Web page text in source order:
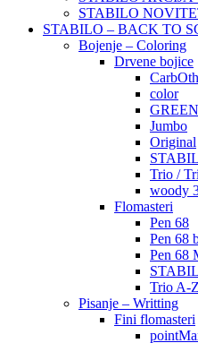
STABILO
STABILO – BACK TO
Bojenje – Coloring
Drvene bojice
color
Jumbo
Original
Trio /
woody
Flomasteri
Pen 68
Pen 68
Pen 68
Trio A-Z
Pisanje – Writting
Fini flomasteri